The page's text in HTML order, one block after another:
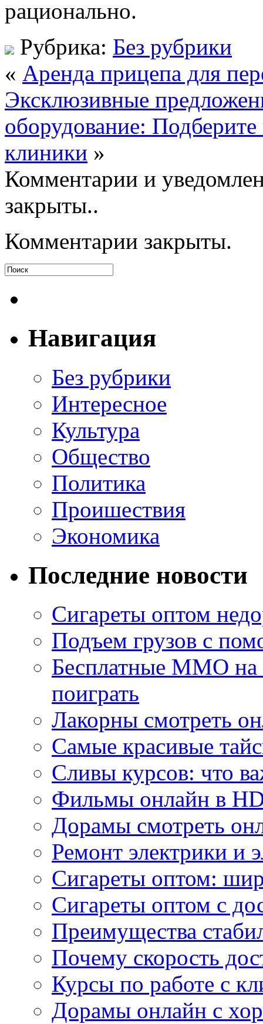
рационально.
Рубрика: Без рубрики
« Аренда прицепа для
Эксклюзивные
оборудование:
клиники »
Комментарии и
закрыты..
Комментарии закрыты.
Навигация
Без рубрики
Интересное
Культура
Общество
Политика
Проишествия
Экономика
Последние новости
Сигареты оптом
Подъем грузов с
Бесплатные MMO
поиграть
Лакорны смотреть
Самые красивые
Сливы курсов: что
Фильмы онлайн в
Дорамы смотреть
Ремонт электрики и
Сигареты оптом:
Сигареты оптом с
Преимущества
Почему скорость
Курсы по работе с
Дорамы онлайн с